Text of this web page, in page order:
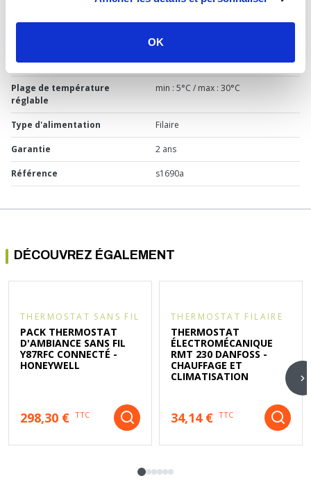
OKSomatherm
Dimension H : 7,1 / L : 7,1 / P : 3,8 cm
Plage de température
réglable
min : 5°C / max : 30°C
Type d'alimentation Filaire
Garantie 2 ans
Référence s1690a
DÉCOUVREZ ÉGALEMENT
THERMOSTAT SANS FIL
PACK THERMOSTAT
D'AMBIANCE SANS FIL
Y87RFC CONNECTÉ -
HONEYWELL
298,30 € TTC
THERMOSTAT FILAIRE
THERMOSTAT
ÉLECTROMÉCANIQUE
RMT 230 DANFOSS -
CHAUFFAGE ET
CLIMATISATION
34,14 € TTC